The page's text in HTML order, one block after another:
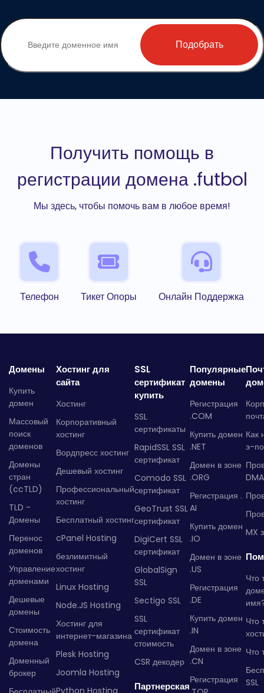
Подобрать
Получить помощь в
регистрации домена .futbol
Мы здесь, чтобы помочь вам в любое время!
Телефон Тикет Опоры Онлайн Поддержка
Домены
Купить
домен
Массовый
поиск
доменов
Домены
стран
(ccTLD)
TLD -
Домены
Перенос
доменов
Управление
доменами
Дешевые
домены
Стоимость
домена
Доменный
брокер
Хостинг для
сайта
Хостинг
Корпоративный
хостинг
Вордпресс хостинг
Дешевый хостинг
Профессиональный
хостинг
Бесплатный хостинг
cPanel Hosting
безлимитный
хостинг
Linux Hosting
Node.JS Hosting
Хостинг для
интернет-магазина
Plesk Hosting
Joomla Hosting
Python Hosting
SSL
сертификат
купить
SSL
сертификаты
RapidSSL SSL
сертификат
Comodo SSL
сертификат
GeoTrust SSL
сертификат
DigiCert SSL
сертификат
GlobalSign
SSL
Sectigo SSL
SSL
сертификат
стоимость
CSR декодер
Партнерская
Популярные
домены
Регистрация
.COM
Купить домен
.NET
Домен в зоне
.ORG
Регистрация .
AI
Купить домен
.IO
Домен в зоне
.US
Регистрация
.DE
Купить домен
.IN
Домен в зоне
.CN
Регистрация
Как
э-
MX
Что
Что
Что
SSL